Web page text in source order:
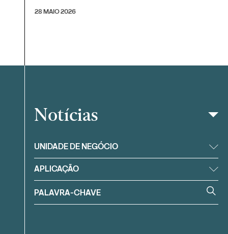
28 MAIO 2026
Filtrar
Notícias
UNIDADE DE NEGÓCIO
APLICAÇÃO